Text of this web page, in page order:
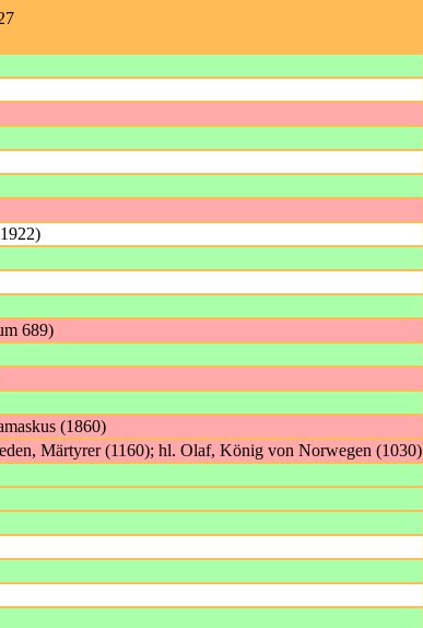
689)
(1860)
Märtyrer (1160); hl. Olaf, König von Norwegen (1030)